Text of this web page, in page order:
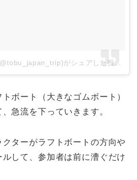
ボート（大きなゴムボート）
急流を下っていきます。
ターがラフトボートの方向や
して、参加者は前に漕ぐだけ